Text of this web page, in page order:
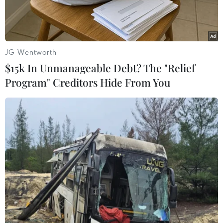
dụng, không phát sinh giao dịch và có số dư về 0
đồng.
Khách hàng tại quầy giao dịch của Eximbank. (Ảnh minh họa:
Thanh Tùng/TTXVN)
Liên quan đến vụ nợ 8,5 triệu bị tính lãi hơn 8,8
JG Wentworth
$15k In Unmanageable Debt? The "Relief
Program" Creditors Hide From You